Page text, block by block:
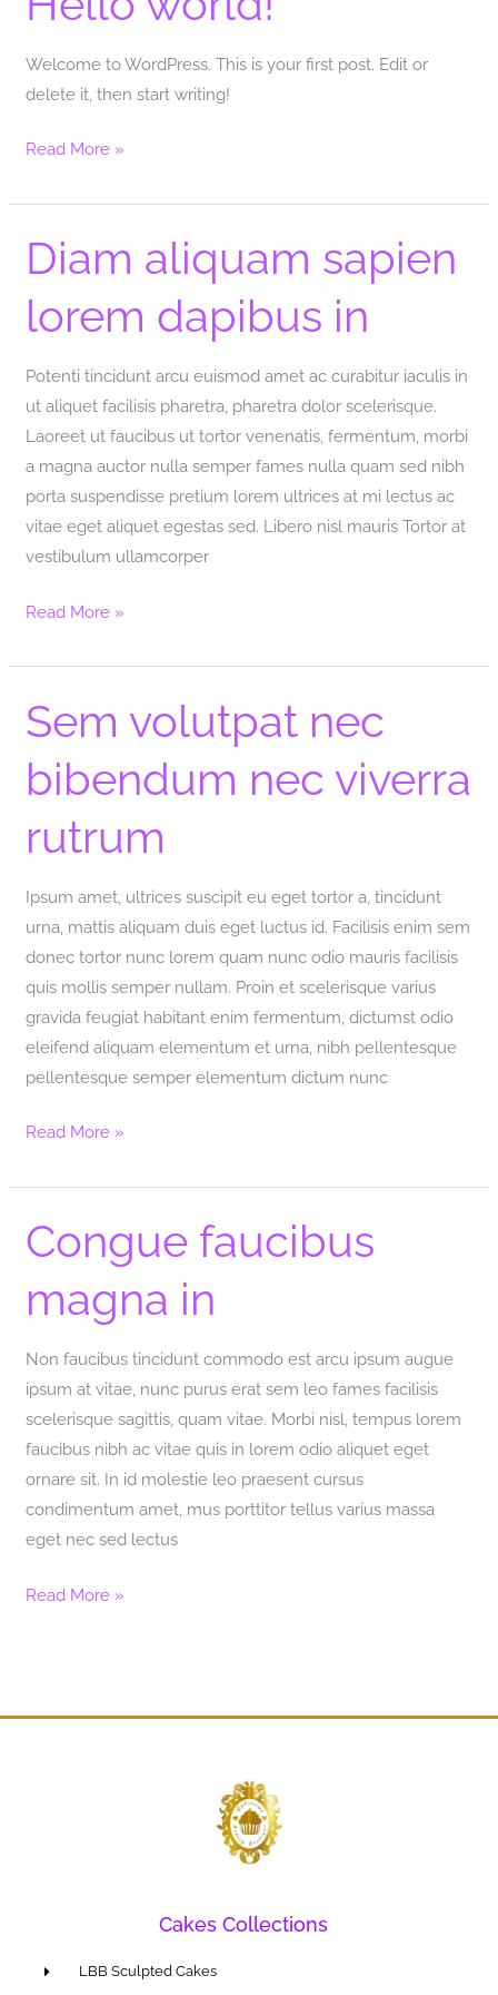
Welcome to WordPress. This is your first post. Edit or
delete it, then start writing!
world!
Read More »
Diam aliquam sapien
lorem dapibus in
Potenti tincidunt arcu euismod amet ac curabitur iaculis in
ut aliquet facilisis pharetra, pharetra dolor scelerisque.
Laoreet ut faucibus ut tortor venenatis, fermentum, morbi
a magna auctor nulla semper fames nulla quam sed nibh
porta suspendisse pretium lorem ultrices at mi lectus ac
vitae eget aliquet egestas sed. Libero nisl mauris Tortor at
vestibulum ullamcorper
Diam
aliquam
sapien
lorem
Read More »
Sem volutpat nec
bibendum nec viverra
rutrum
Ipsum amet, ultrices suscipit eu eget tortor a, tincidunt
urna, mattis aliquam duis eget luctus id. Facilisis enim sem
donec tortor nunc lorem quam nunc odio mauris facilisis
quis mollis semper nullam. Proin et scelerisque varius
gravida feugiat habitant enim fermentum, dictumst odio
eleifend aliquam elementum et urna, nibh pellentesque
pellentesque semper elementum dictum nunc
Sem
volutpat
nec
bibendum
nec
viverra
Read More »
Congue faucibus
magna in
Non faucibus tincidunt commodo est arcu ipsum augue
ipsum at vitae, nunc purus erat sem leo fames facilisis
scelerisque sagittis, quam vitae. Morbi nisl, tempus lorem
faucibus nibh ac vitae quis in lorem odio aliquet eget
ornare sit. In id molestie leo praesent cursus
condimentum amet, mus porttitor tellus varius massa
eget nec sed lectus
Congue
faucibus
in
Read More »
Cakes Collections
LBB Sculpted Cakes